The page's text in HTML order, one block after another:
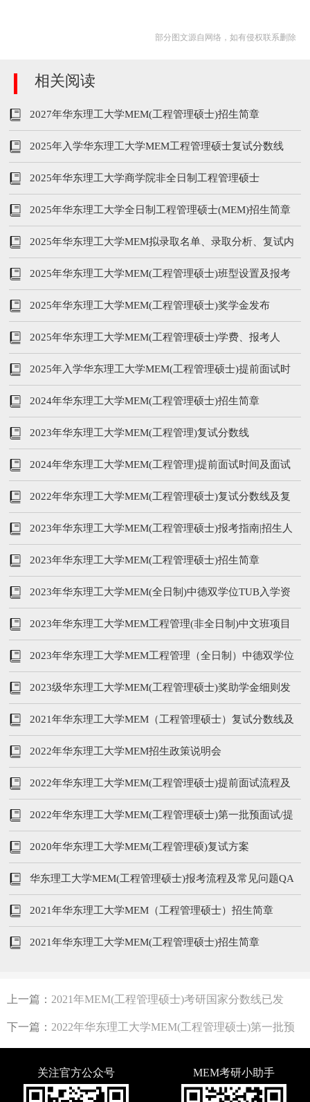
部分图文源自网络，如有侵权联系删除
相关阅读
2027年华东理工大学MEM(工程管理硕士)招生简章
2025年入学华东理工大学MEM工程管理硕士复试分数线
2025年华东理工大学商学院非全日制工程管理硕士
（MEM）复试录取细则
2025年华东理工大学全日制工程管理硕士(MEM)招生简章
2025年华东理工大学MEM拟录取名单、录取分析、复试内
容
2025年华东理工大学MEM(工程管理硕士)班型设置及报考
条件
2025年华东理工大学MEM(工程管理硕士)奖学金发布
2025年华东理工大学MEM(工程管理硕士)学费、报考人
数、报考信息
2025年入学华东理工大学MEM(工程管理硕士)提前面试时
间及面试内容
2024年华东理工大学MEM(工程管理硕士)招生简章
2023年华东理工大学MEM(工程管理)复试分数线
2024年华东理工大学MEM(工程管理)提前面试时间及面试
内容
2022年华东理工大学MEM(工程管理硕士)复试分数线及复
试内容
2023年华东理工大学MEM(工程管理硕士)报考指南|招生人
数、学费、提前面试
2023年华东理工大学MEM(工程管理硕士)招生简章
2023年华东理工大学MEM(全日制)中德双学位TUB入学资
格审核时间及流程
2023年华东理工大学MEM工程管理(非全日制)中文班项目
介绍
2023年华东理工大学MEM工程管理（全日制）中德双学位
项目介绍
2023级华东理工大学MEM(工程管理硕士)奖助学金细则发
布！
2021年华东理工大学MEM（工程管理硕士）复试分数线及
复试内容
2022年华东理工大学MEM招生政策说明会
2022年华东理工大学MEM(工程管理硕士)提前面试流程及
申请材料
2022年华东理工大学MEM(工程管理硕士)第一批预面试/提
前面试通知
2020年华东理工大学MEM(工程管理硕)复试方案
华东理工大学MEM(工程管理硕士)报考流程及常见问题QA
2021年华东理工大学MEM（工程管理硕士）招生简章
2021年华东理工大学MEM(工程管理硕士)招生简章
上一篇： 2021年MEM(工程管理硕士)考研国家分数线已发
布：分数线为174/43/86
下一篇： 2022年华东理工大学MEM(工程管理硕士)第一批预
面试/提前面试通知
关注官方公众号 MEM考研小助手